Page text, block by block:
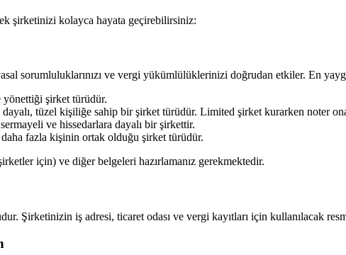
şirketinizi kolayca hayata geçirebilirsiniz:
sorumluluklarınızı ve vergi yükümlülüklerinizi doğrudan etkiler. En
şirket türüdür.
dayalı, tüzel kişiliğe sahip bir şirket türüdür. Limited şirket kurarken noter
ve hissedarlara dayalı bir şirkettir.
fazla kişinin ortak olduğu şirket türüdür.
için) ve diğer belgeleri hazırlamanız gerekmektedir.
Şirketinizin iş adresi, ticaret odası ve vergi kayıtları için kullanılacak